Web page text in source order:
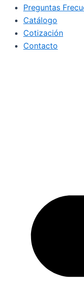
Preguntas
Catálogo
Cotización
Contacto